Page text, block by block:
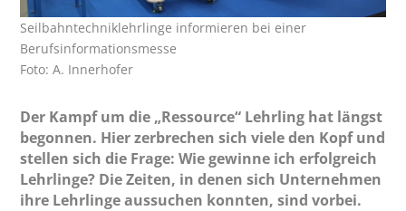
Seilbahntechniklehrlinge informieren bei einer
Berufsinformationsmesse
Foto: A. Innerhofer
Der Kampf um die „Ressource“ Lehrling hat längst
begonnen. Hier zerbrechen sich viele den Kopf und
stellen sich die Frage: Wie gewinne ich erfolgreich
Lehrlinge? Die Zeiten, in denen sich Unternehmen
ihre Lehrlinge aussuchen konnten, sind vorbei.